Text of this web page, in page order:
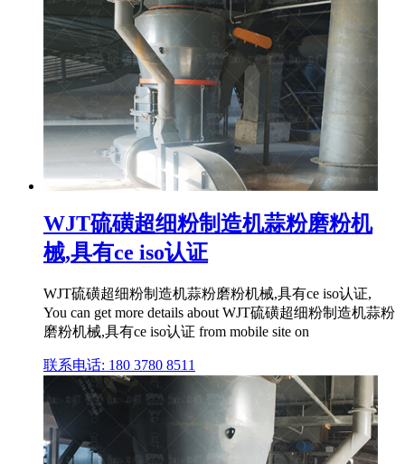
WJT硫磺超细粉制造机蒜粉磨粉机
械,具有ce iso认证
WJT硫磺超细粉制造机蒜粉磨粉机械,具有ce iso认证,
You can get more details about WJT硫磺超细粉制造机蒜粉
磨粉机械,具有ce iso认证 from mobile site on
联系电话: 180 3780 8511